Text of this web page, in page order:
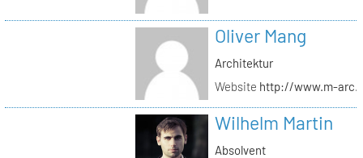
Oliver Mang
Architektur
Website http://www.m-
Wilhelm Martin
Absolvent